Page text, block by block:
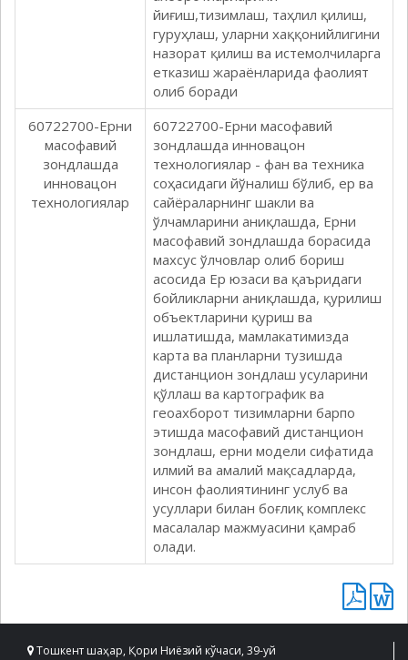
йиғиш,тизимлаш, таҳлил қилиш,
гуруҳлаш, уларни хаққонийлигини
назорат қилиш ва истемолчиларга
етказиш жараёнларида фаолият
олиб боради
60722700-Ерни
масофавий
зондлашда
инновaцон
технологиялар
60722700-Ерни масофавий
зондлашда инновaцон
технологиялар - фан ва техника
соҳасидаги йўналиш бўлиб, ер ва
сайёраларнинг шакли ва
ўлчамларини аниқлашда, Ерни
масофавий зондлашда борасида
махсус ўлчовлар олиб бориш
асосида Ер юзаси ва қаъридаги
бойликларни аниқлашда, қурилиш
объектларини қуриш ва
ишлатишда, мамлакатимизда
карта ва планларни тузишда
дистанцион зондлаш усуларини
қўллаш ва картографик ва
геоахборот тизимларни барпо
этишда масофавий дистанцион
зондлаш, ерни модели сифатида
илмий ва амалий мақсадларда,
инсон фаолиятининг услуб ва
усуллари билан боғлиқ комплекс
масалалар мажмуасини қамраб
олади.
Тошкент шаҳар, Қори Ниёзий кўчаси, 39-уй